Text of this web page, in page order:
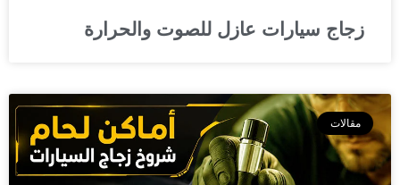
زجاج سيارات عازل للصوت والحرارة
مقالات